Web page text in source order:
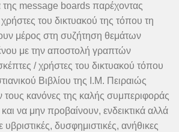
της message boards παρέχοντας
του δικτυακού της τόπου τη
μέρος στη συζήτηση θεμάτων
με την αποστολή γραπτών
/ χρήστες του δικτυακού τόπου
Βιβλίου της Ι.Μ. Πειραιώς
τους κανόνες της καλής συμπεριφοράς
να μην προβαίνουν, ενδεικτικά αλλά
υβριστικές, δυσφημιστικές, ανήθικες